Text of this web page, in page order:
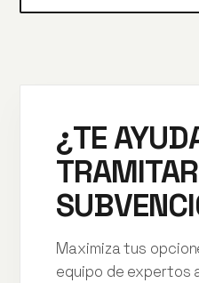
¿TE
Maximiza tus
equipo de expertos